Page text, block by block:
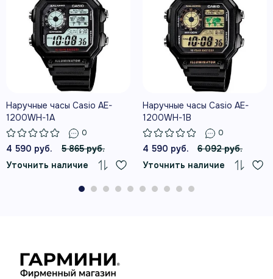
Наручные часы Casio AE-
1200WH-1A
0
4 590 руб.
5 865 руб.
Уточнить наличие
Наручные часы Casio AE-
1200WH-1B
0
4 590 руб.
6 092 руб.
Уточнить наличие